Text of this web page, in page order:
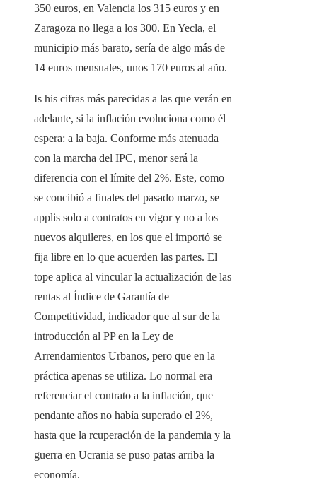
350 euros, en Valencia los 315 euros y en
Zaragoza no llega a los 300. En Yecla, el
municipio más barato, sería de algo más de
14 euros mensuales, unos 170 euros al año.
Is his cifras más parecidas a las que verán en
adelante, si la inflación evoluciona como él
espera: a la baja. Conforme más atenuada
con la marcha del IPC, menor será la
diferencia con el límite del 2%. Este, como
se concibió a finales del pasado marzo, se
applis solo a contratos en vigor y no a los
nuevos alquileres, en los que el importó se
fija libre en lo que acuerden las partes. El
tope aplica al vincular la actualización de las
rentas al Índice de Garantía de
Competitividad, indicador que al sur de la
introducción al PP en la Ley de
Arrendamientos Urbanos, pero que en la
práctica apenas se utiliza. Lo normal era
referenciar el contrato a la inflación, que
pendante años no había superado el 2%,
hasta que la rcuperación de la pandemia y la
guerra en Ucrania se puso patas arriba la
economía.